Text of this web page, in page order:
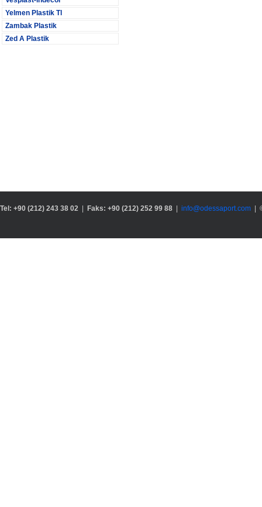
Yelmen Plastik Tl
Zambak Plastik
Zed A Plastik
Tel: +90 (212) 243 38 02 Faks: +90 (212) 252 99 88 info@odessaport.com |